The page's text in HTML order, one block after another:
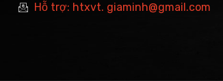
Hỗ trợ: htxvt. giaminh@gmail.com